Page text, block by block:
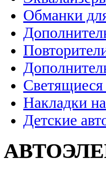
Обманки
Накладки
Детские